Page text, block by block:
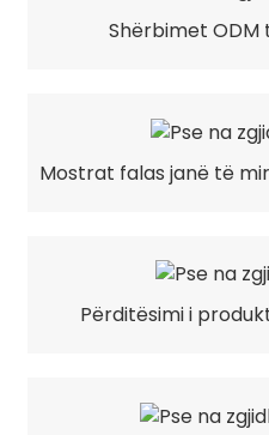
Shërbimet ODM
Mostrat falas janë të
Përditësimi i